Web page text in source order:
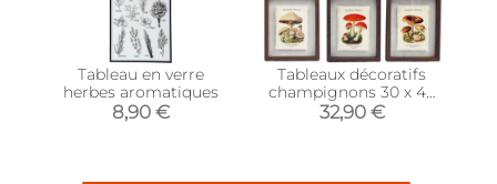
Tableau en verre
herbes aromatiques
8,90 €
Tableaux décoratifs
champignons 30 x 40
cm (Lot de 6)
32,90 €